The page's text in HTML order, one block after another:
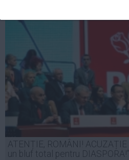
ATENȚIE, ROMÂNI!
un bluf total pentru DIASPORA!”